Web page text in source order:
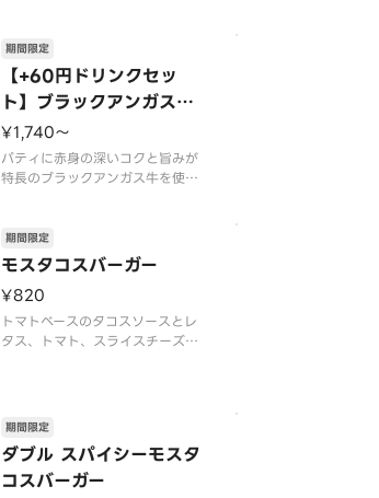
6年9月上旬頃までの販売予定】
※店舗によっては、期間内に販売
を終了する場合がございます。※
辛くて食べられない場合がござい
ますので、お子
【+60円ドリンクセッ
ト】ブラックアンガスバ
ーガー
期間限定
¥1,740〜
パティに赤身の深いコクと旨みが
特長のブラックアンガス牛を使
野菜の甘みを引き立てます。やみ
つき必至の絶品をこの機会にぜひ
お楽しみください。【2026年7
月15日（水）〜数量限定（なくな
り次第終了）】※チ
モスタコスバーガー
期間限定
¥820
トマトベースのタコスソースとレ
タス、トマト、スライスチーズを
パイスを使用し、食欲をそそるソ
ースに仕立てました。【2026年
7月15日（水）〜2026年9月上
旬頃までの販売
ダブル スパイシーモスタ
コスバーガー
期間限定